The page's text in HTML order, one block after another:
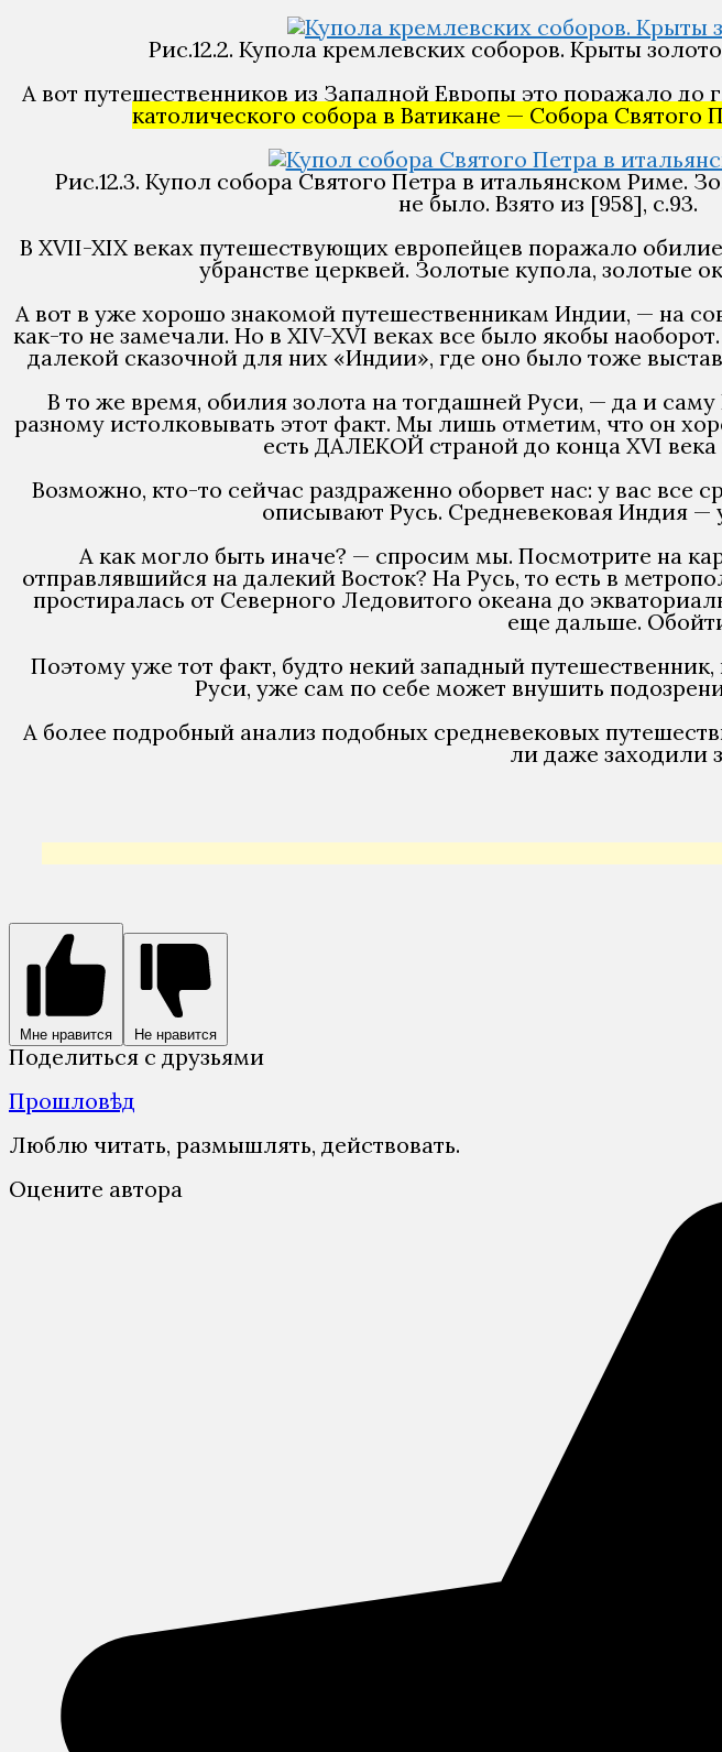
Рис.12.2. Купола кремлевских соборов. Крыты
А вот путешественников из Западной Европы это поражало до
католического собора в Ватикане — Собора
Рис.12.3. Купол собора Святого Петра в итальянском Риме.
не было. Взято из [958], с.93.
В XVII-XIX веках путешествующих европейцев поражало
убранстве церквей. Золотые купола, золотые
А вот в уже хорошо знакомой путешественникам Индии, — на
как-то не замечали. Но в XIV-XVI веках все было якобы
далекой сказочной для них «Индии», где оно было тоже
В то же время, обилия золота на тогдашней Руси, — да и
разному истолковывать этот факт. Мы лишь отметим, что он
есть ДАЛЕКОЙ страной до конца XVI
Возможно, кто-то сейчас раздраженно оборвет нас: у вас все
описывают Русь. Средневековая Индия —
А как могло быть иначе? — спросим мы. Посмотрите на
отправлявшийся на далекий Восток? На Русь, то есть в
простиралась от Северного Ледовитого океана до
еще дальше.
Поэтому уже тот факт, будто некий западный путешественник,
Руси, уже сам по себе может внушить
А более подробный анализ подобных средневековых
ли даже заходили
Мне нравится Не нравится
Поделиться с друзьями
Прошловѣд
Люблю читать, размышлять, действовать.
Оцените автора